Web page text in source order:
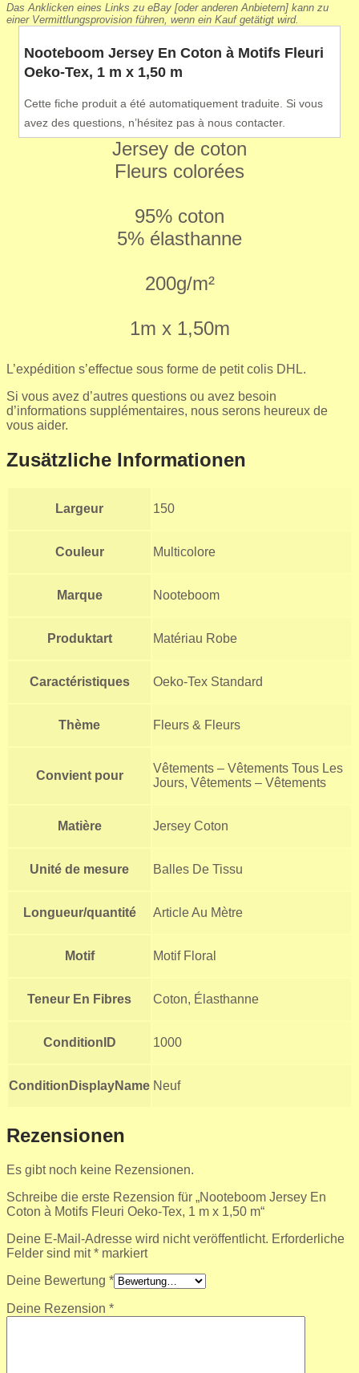
Das Anklicken eines Links zu eBay [oder anderen Anbietern] kann zu
einer Vermittlungsprovision führen, wenn ein Kauf getätigt wird.
Nooteboom Jersey En Coton à Motifs Fleuri
Oeko-Tex, 1 m x 1,50 m
Cette fiche produit a été automatiquement traduite. Si vous
avez des questions, n’hésitez pas à nous contacter.
Jersey de coton
Fleurs colorées
95% coton
5% élasthanne
200g/m²
1m x 1,50m
L’expédition s’effectue sous forme de petit colis DHL.
Si vous avez d’autres questions ou avez besoin
d’informations supplémentaires, nous serons heureux de
vous aider.
Zusätzliche Informationen
Largeur 150
Couleur Multicolore
Marque Nooteboom
Produktart Matériau Robe
Caractéristiques Oeko-Tex Standard
Thème Fleurs & Fleurs
Convient pour
Vêtements – Vêtements Tous Les
Jours, Vêtements – Vêtements
Matière Jersey Coton
Unité de mesure Balles De Tissu
Longueur/quantité Article Au Mètre
Motif Motif Floral
Teneur En Fibres Coton, Élasthanne
ConditionID 1000
ConditionDisplayName Neuf
Rezensionen
Es gibt noch keine Rezensionen.
Schreibe die erste Rezension für „Nooteboom Jersey En
Coton à Motifs Fleuri Oeko-Tex, 1 m x 1,50 m“
Deine E-Mail-Adresse wird nicht veröffentlicht. Erforderliche
Felder sind mit* markiert
Deine Bewertung *
Deine Rezension *